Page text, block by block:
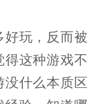
好玩，反而被
得这种游戏不
什么本质区